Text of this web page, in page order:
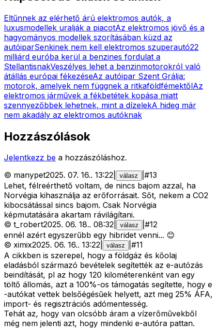
Eltűnnek az elérhető árú elektromos autók, a
luxusmodellek uralják a piacotAz elektromos jövő és a
hagyományos modellek szorításában küzd az
autóiparSenkinek nem kell elektromos szuperautó22
milliárd euróba kerül a benzines fordulat a
StellantisnakVeszélyes lehet a benzinmotorokról való
átállás európai fékezéseAz autóipar Szent Grálja:
motorok, amelyek nem függnek a ritkaföldfémektőlAz
elektromos járművek a fékbetétek kopása miatt
szennyezőbbek lehetnek, mint a dízelekA hideg már
nem akadály az elektromos autóknak
Hozzászólások
Jelentkezz be a hozzászóláshoz.
© manypet2025. 07. 16.. 13:22 válasz #13
Lehet, félreérthető voltam, de nincs bajom azzal, ha
Norvégia kihasználja az erőforrásait. Sőt, nekem a CO2
kibocsátással sincs bajom. Csak Norvégia
képmutatására akartam rávilágítani.
© t_robert2025. 06. 18.. 08:32 válasz #12
ennél azért egyszerűbb egy hibridet venni... 😊
© ximix2025. 06. 16.. 13:22 válasz #11
A cikkben is szerepel, hogy a földgáz és kőolaj
eladásból származó bevételek segítették az e-autózás
beindítását, pl az hogy 120 kilométerenként van egy
töltő állomás, azt a 100%-os támogatás segítette, hogy e
-autókat vettek belsőégésűek helyett, azt meg 25% ÁFA,
import- és regisztrációs adómentesség.
Tehát az, hogy van olcsóbb áram a vízerőművekből
még nem jelenti azt, hogy mindenki e-autóra pattan.